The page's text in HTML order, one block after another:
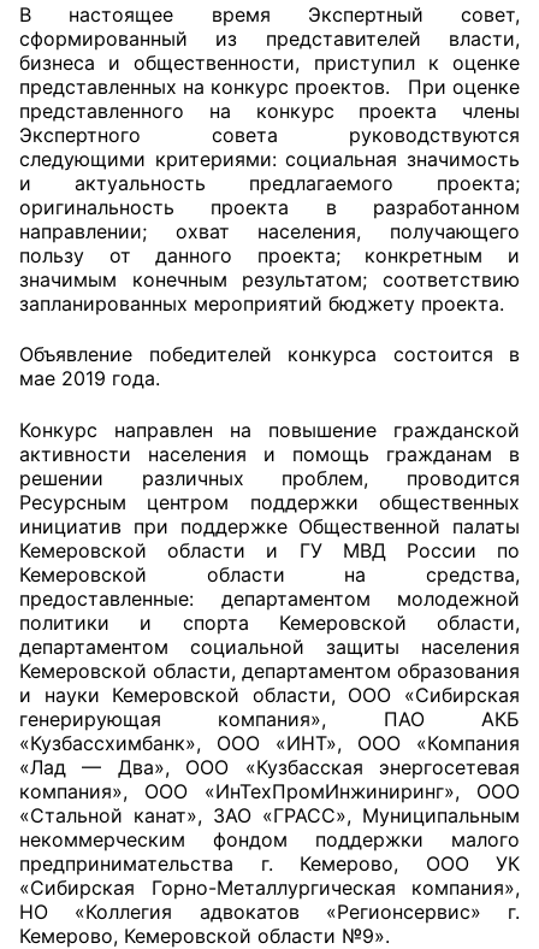
Доходы руководителя за 2024 г.
В настоящее время Экспертный совет,
сформированный из представителей власти,
бизнеса и общественности, приступил к оценке
представленных на конкурс проектов. При оценке
представленного на конкурс проекта члены
Экспертного совета руководствуются
следующими критериями: социальная значимость
и актуальность предлагаемого проекта;
оригинальность проекта в разработанном
направлении; охват населения, получающего
пользу от данного проекта; конкретным и
значимым конечным результатом; соответствию
запланированных мероприятий бюджету проекта.
Объявление победителей конкурса состоится в
мае 2019 года.
Конкурс направлен на повышение гражданской
активности населения и помощь гражданам в
решении различных проблем, проводится
Ресурсным центром поддержки общественных
инициатив при поддержке Общественной палаты
Кемеровской области и ГУ МВД России по
Кемеровской области на средства,
предоставленные: департаментом молодежной
политики и спорта Кемеровской области,
департаментом социальной защиты населения
Кемеровской области, департаментом образования
и науки Кемеровской области, ООО «Сибирская
генерирующая компания», ПАО АКБ
«Кузбассхимбанк», ООО «ИНТ», ООО «Компания
«Лад — Два», ООО «Кузбасская энергосетевая
компания», ООО «ИнТехПромИнжиниринг», ООО
«Стальной канат», ЗАО «ГРАСС», Муниципальным
некоммерческим фондом поддержки малого
предпринимательства г. Кемерово, ООО УК
«Сибирская Горно-Металлургическая компания»,
НО «Коллегия адвокатов «Регионсервис» г.
Кемерово, Кемеровской области №9».